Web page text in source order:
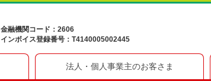
金融機関コード：2606
インボイス登録番号：T4140005002445
法人・個人事業主のお客さま